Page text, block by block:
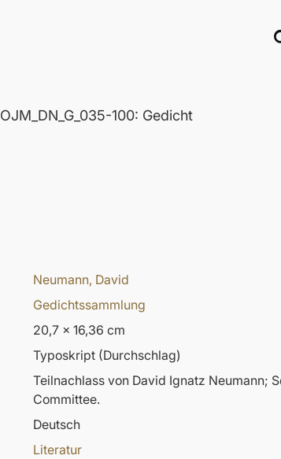
OJM_DN_G_035-100: Gedicht
Neumann, David
Gedichtssammlung
20,7 x 16,36 cm
Typoskript (Durchschlag)
Teilnachlass von David Ignatz Neumann;
Committee.
Deutsch
Literatur